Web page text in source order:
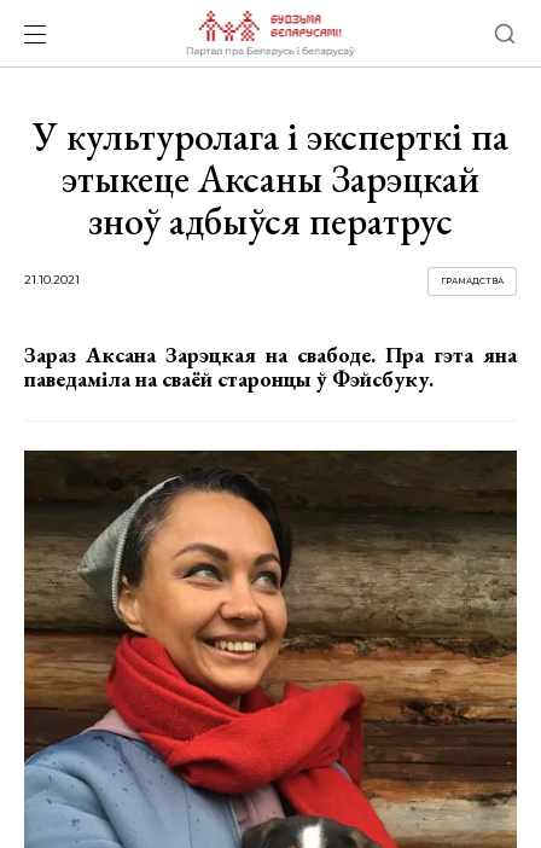
У культуролага і эксперткі па
этыкеце Аксаны Зарэцкай
зноў адбыўся ператрус
21.10.2021 ГРАМАДСТВА
Зараз Аксана Зарэцкая на свабоде. Пра гэта яна
паведаміла на сваёй старонцы ў Фэйсбуку.